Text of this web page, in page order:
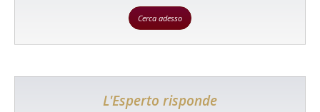
Cerca adesso
L'Esperto risponde